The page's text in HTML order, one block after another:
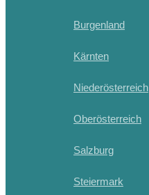
Burgenland
Kärnten
Niederösterreich
Oberösterreich
Salzburg
Steiermark